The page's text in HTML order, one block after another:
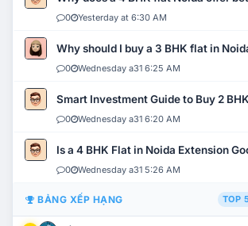
0 Yesterday at 6:30 AM
Why should I buy a 3 BHK flat in
0 Wednesday a31 6:25 AM
Smart Investment Guide to Buy 2
0 Wednesday a31 6:20 AM
Is a 4 BHK Flat in Noida Extension
0 Wednesday a31 5:26 AM
BẢNG XẾP HẠNG TOP